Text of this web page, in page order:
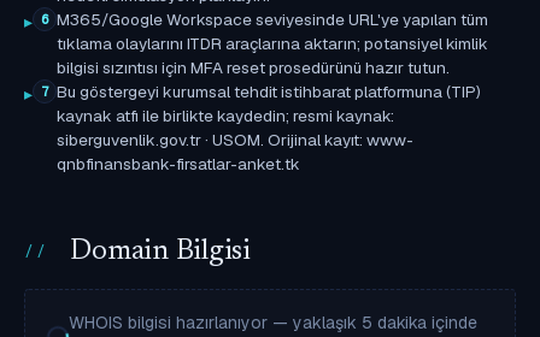
6 M365/Google Workspace seviyesinde URL'ye yapılan tüm
tıklama olaylarını ITDR araçlarına aktarın; potansiyel kimlik
bilgisi sızıntısı için MFA reset prosedürünü hazır tutun.
7 Bu göstergeyi kurumsal tehdit istihbarat platformuna (TIP)
kaynak atfı ile birlikte kaydedin; resmi kaynak:
siberguvenlik.gov.tr · USOM. Orijinal kayıt: www-
qnbfinansbank-firsatlar-anket.tk
Domain Bilgisi
WHOIS bilgisi hazırlanıyor — yaklaşık 5 dakika içinde